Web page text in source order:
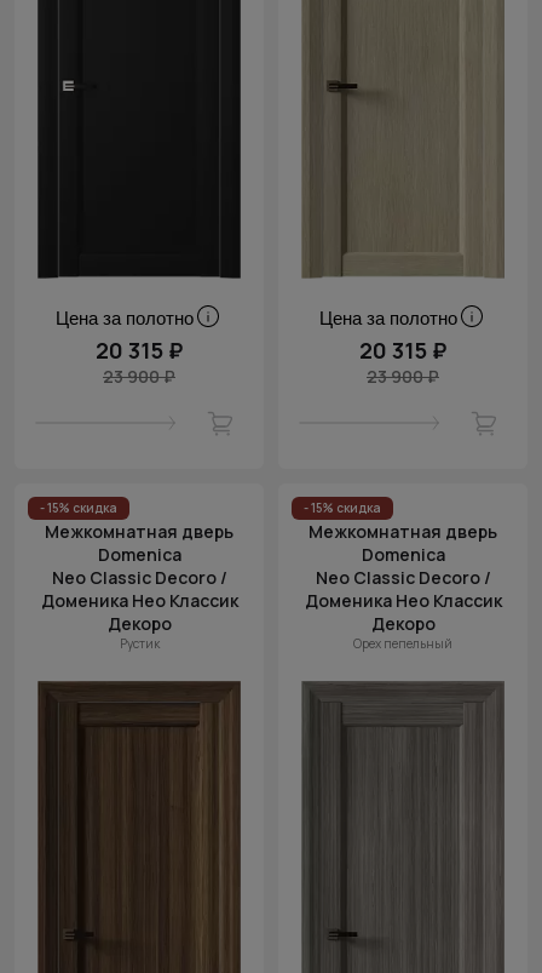
Цена за полотно
20 315 ₽
23 900 ₽
Цена за полотно
20 315 ₽
23 900 ₽
- 15% скидка
Межкомнатная дверь
Domenica
Neo Classic Decoro /
Доменика Нео Классик
Декоро
Рустик
- 15% скидка
Межкомнатная дверь
Domenica
Neo Classic Decoro /
Доменика Нео Классик
Декоро
Орех пепельный